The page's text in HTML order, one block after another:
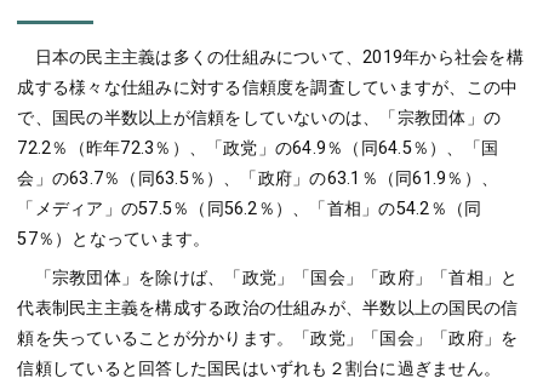
日本の民主主義は多くの仕組みについて、2019年から社会を構
成する様々な仕組みに対する信頼度を調査していますが、この中
で、国民の半数以上が信頼をしていないのは、「宗教団体」の
72.2％（昨年72.3％）、「政党」の64.9％（同64.5％）、「国
会」の63.7％（同63.5％）、「政府」の63.1％（同61.9％）、
「メディア」の57.5％（同56.2％）、「首相」の54.2％（同
57％）となっています。
「宗教団体」を除けば、「政党」「国会」「政府」「首相」と
代表制民主主義を構成する政治の仕組みが、半数以上の国民の信
頼を失っていることが分かります。「政党」「国会」「政府」を
信頼していると回答した国民はいずれも２割台に過ぎません。